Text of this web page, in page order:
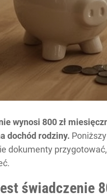
wynosi 800 zł
dochód rodziny.
dokumenty
świadczenie